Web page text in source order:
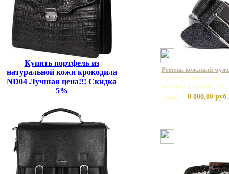
Купить портфель из
натуральной кожи крокодила
ND04 Лучшая цена!!! Скидка
5%
Ремень кожаный
Артикул: 10231/BL
Базовая единица: шт
Цена:
8 000,00 руб.